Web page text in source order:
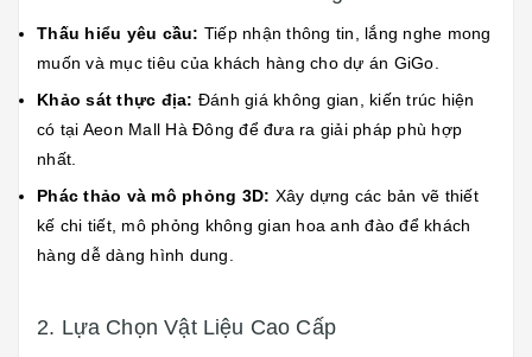
Thấu hiểu yêu cầu: Tiếp nhận thông tin, lắng nghe mong
muốn và mục tiêu của khách hàng cho dự án GiGo.
Khảo sát thực địa: Đánh giá không gian, kiến trúc hiện
có tại Aeon Mall Hà Đông để đưa ra giải pháp phù hợp
nhất.
Phác thảo và mô phỏng 3D: Xây dựng các bản vẽ thiết
kế chi tiết, mô phỏng không gian hoa anh đào để khách
hàng dễ dàng hình dung.
2. Lựa Chọn Vật Liệu Cao Cấp